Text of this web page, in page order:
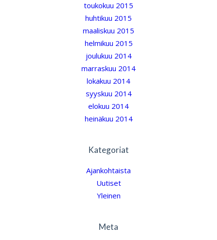
toukokuu 2015
huhtikuu 2015
maaliskuu 2015
helmikuu 2015
joulukuu 2014
marraskuu 2014
lokakuu 2014
syyskuu 2014
elokuu 2014
heinäkuu 2014
Kategoriat
Ajankohtaista
Uutiset
Yleinen
Meta